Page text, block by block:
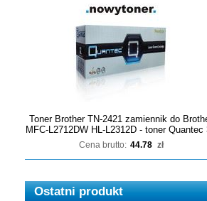
Toner Brother TN-2421 zamiennik do
MFC-L2712DW HL-L2312D - toner Quantec
Cena brutto: 44.78 zł
Ostatni produkt